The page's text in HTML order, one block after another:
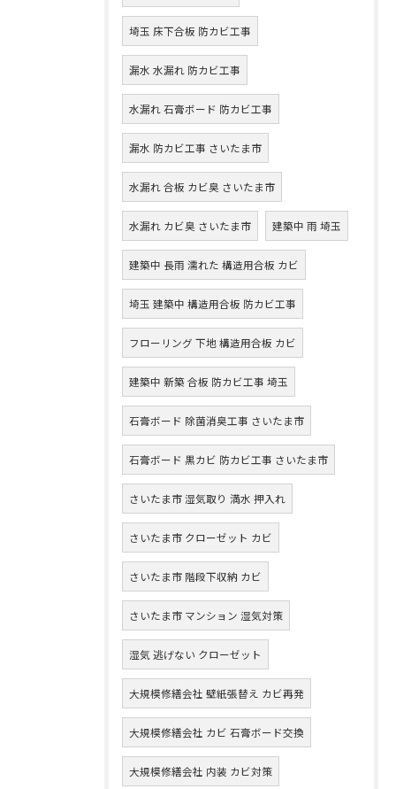
埼玉 床下合板 防カビ工事
漏水 水漏れ 防カビ工事
水漏れ 石膏ボード 防カビ工事
漏水 防カビ工事 さいたま市
水漏れ 合板 カビ臭 さいたま市
水漏れ カビ臭 さいたま市 建築中 雨 埼玉
建築中 長雨 濡れた 構造用合板 カビ
埼玉 建築中 構造用合板 防カビ工事
フローリング 下地 構造用合板 カビ
建築中 新築 合板 防カビ工事 埼玉
石膏ボード 除菌消臭工事 さいたま市
石膏ボード 黒カビ 防カビ工事 さいたま市
さいたま市 湿気取り 満水 押入れ
さいたま市 クローゼット カビ
さいたま市 階段下収納 カビ
さいたま市 マンション 湿気対策
湿気 逃げない クローゼット
大規模修繕会社 壁紙張替え カビ再発
大規模修繕会社 カビ 石膏ボード交換
大規模修繕会社 内装 カビ対策